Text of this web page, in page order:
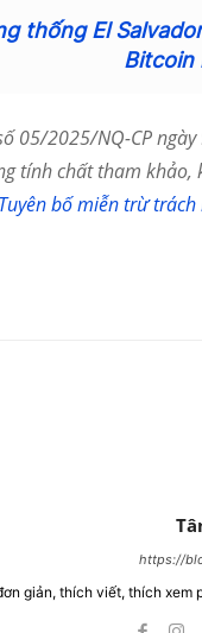
thống El
Bitcoin
05/2025/NQ-CP
tính chất tham
Tuyên bố miễn trừ
https://
giản, thích viết, thích